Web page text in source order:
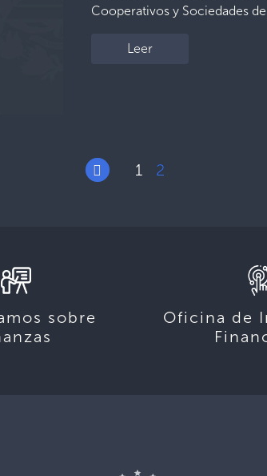
Cooperativos y Sociedades
Leer
1 2
sobre
Oficina de